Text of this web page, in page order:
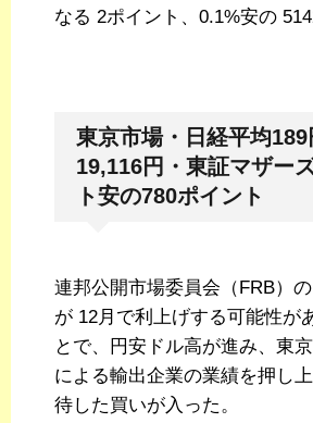
なる 2ポイント、0.1%安の
東京市場・日経平均189
19,116円・東証マザー
ト安の780ポイント
連邦公開市場委員会（FRB）
が 12月で利上げする可能性が
とで、円安ドル高が進み、東
による輸出企業の業績を押し
待した買いが入った。